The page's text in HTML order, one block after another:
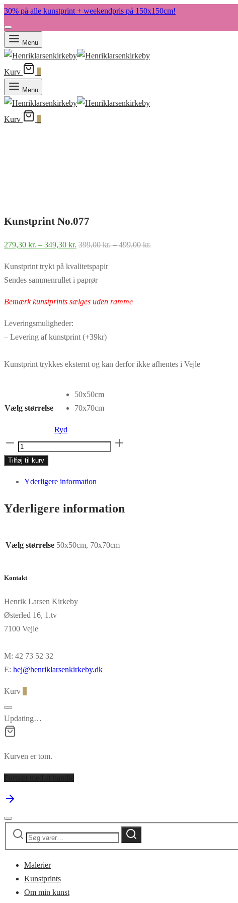
30% på alle kunstprint + weekendpris på 150x150cm!
Menu
Kurv
Menu
Kurv
Kunstprint No.077
279,30 kr. – 349,30 kr. Prisinterval:
til
349,30 kr.
399,00kr. – 499,00kr.Prisinterval:
Kunstprint trykt på kvalitetspapir
Sendes sammenrullet i paprør
Bemærk kunstprints sælges uden ramme
Leveringsmuligheder:
– Levering af kunstprint (+39kr)
Kunstprint trykkes eksternt og kan derfor ikke afhentes i Vejle
Vælg størrelse
50x50cm
70x70cm
Ryd
Kunstprint
No.077
Tilføj til kurv
Yderligere information
Yderligere information
Vælg størrelse 50x50cm, 70x70cm
Kontakt
Henrik Larsen Kirkeby
Østerled 16, 1.tv
7100 Vejle
M: 42 73 52 32
E: hej@henriklarsenkirkeby.dk
Kurv
Updating…
Kurven er tom.
Søg
Søg
Malerier
Kunstprints
Om min kunst